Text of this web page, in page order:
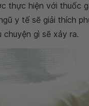
thuật có thể được
thuật. Đội ngũ y
không hiểu